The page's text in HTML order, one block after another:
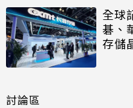
全球
碁、
存儲
討論區